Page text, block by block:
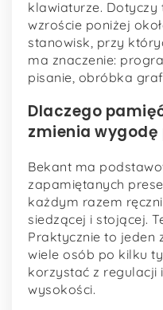
klawiaturze. Dotyczy
wzroście poniżej
stanowisk, przy
ma znaczenie:
pisanie, obróbka
Dlaczego
zmienia
Bekant ma
zapamiętanych
każdym razem
siedzącej i stojącej.
Praktycznie to jeden
wiele osób po kilku
korzystać z regulacji
wysokości.